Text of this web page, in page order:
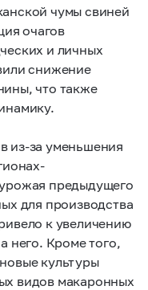
чумы свиней
очагов
и личных
снижение
что также
из-за уменьшения
предыдущего
для производства
к увеличению
него. Кроме того,
культуры
видов макаронных